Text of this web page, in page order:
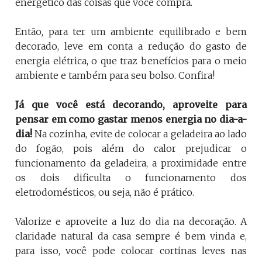
energético das coisas que você compra.
Então, para ter um ambiente equilibrado e bem
decorado, leve em conta a redução do gasto de
energia elétrica, o que traz benefícios para o meio
ambiente e também para seu bolso. Confira!
Já que você está decorando, aproveite para
pensar em como gastar menos energia no dia-a-
dia! Na cozinha, evite de colocar a geladeira ao lado
do fogão, pois além do calor prejudicar o
funcionamento da geladeira, a proximidade entre
os dois dificulta o funcionamento dos
eletrodomésticos, ou seja, não é prático.
Valorize e aproveite a luz do dia na decoração. A
claridade natural da casa sempre é bem vinda e,
para isso, você pode colocar cortinas leves nas